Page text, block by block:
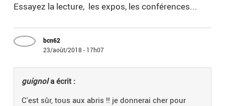
Essayez la lecture, les expos, les conférences...
bcn62
23/août/2018 - 17h07
guignola écrit :
C'est sûr, tous aux abris !! je donnerai cher pour